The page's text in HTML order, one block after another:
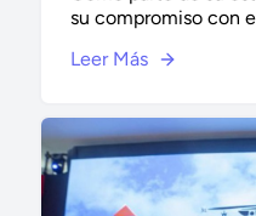
su compromiso con
Leer Más